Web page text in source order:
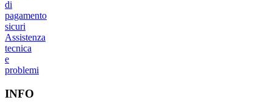
di
pagamento
sicuri
Assistenza
tecnica
e
problemi
INFO